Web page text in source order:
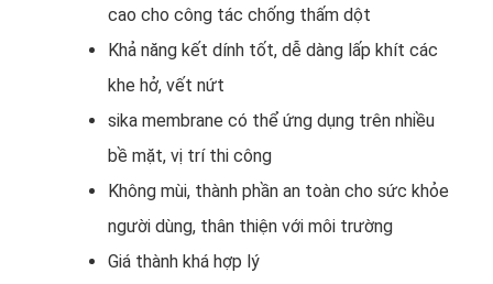
cao cho công tác chống thấm dột
Khả năng kết dính tốt, dễ dàng lấp khít các
khe hở, vết nứt
sika membrane có thể ứng dụng trên nhiều
bề mặt, vị trí thi công
Không mùi, thành phần an toàn cho sức khỏe
người dùng, thân thiện với môi trường
Giá thành khá hợp lý